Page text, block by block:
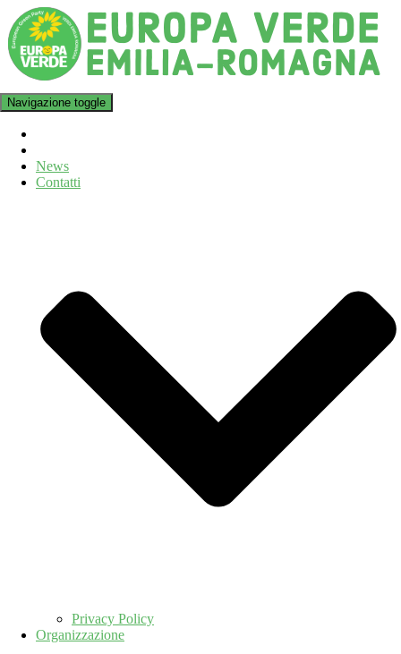
Navigazione toggle
News
Contatti
Privacy Policy
Organizzazione